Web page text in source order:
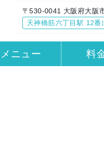
〒530-0041 大阪府大阪
天神橋筋六丁目駅 12番
メニュー 料